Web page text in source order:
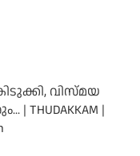
വിസ്മയ
THUDAKKAM |